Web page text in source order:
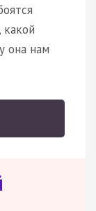
она нам